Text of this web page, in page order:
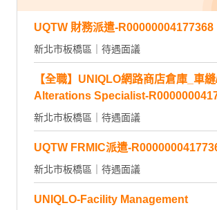
UQTW 財務派遣-R00000004177368
新北市板橋區｜待遇面議
【全職】UNIQLO網路商店倉庫_車
Alterations Specialist-
新北市板橋區｜待遇面議
UQTW FRMIC派遣-
新北市板橋區｜待遇面議
UNIQLO-Facility Management